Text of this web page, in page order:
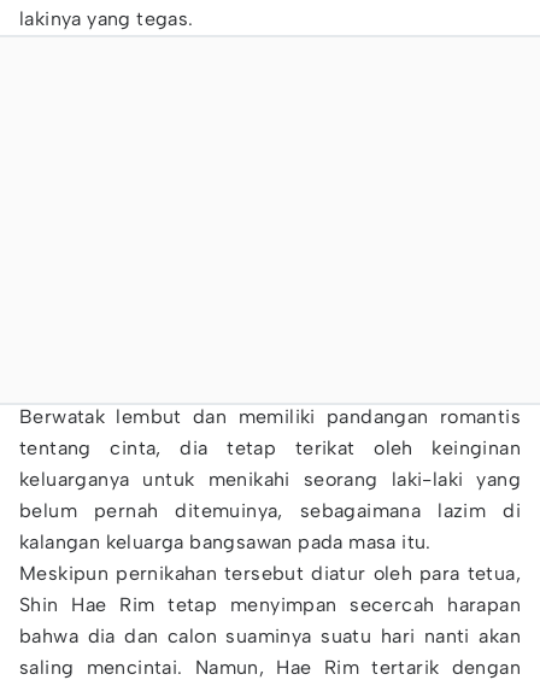
lakinya yang tegas.
Berwatak lembut dan memiliki pandangan romantis
tentang cinta, dia tetap terikat oleh keinginan
keluarganya untuk menikahi seorang laki-laki yang
belum pernah ditemuinya, sebagaimana lazim di
kalangan keluarga bangsawan pada masa itu.
Meskipun pernikahan tersebut diatur oleh para tetua,
Shin Hae Rim tetap menyimpan secercah harapan
bahwa dia dan calon suaminya suatu hari nanti akan
saling mencintai. Namun, Hae Rim tertarik dengan